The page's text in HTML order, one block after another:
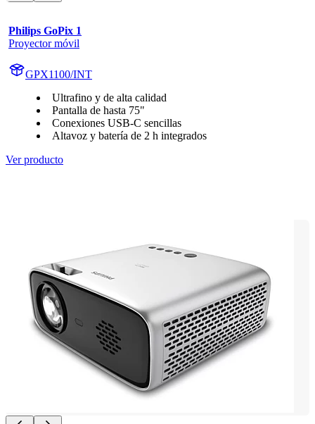
Philips GoPix 1
Proyector móvil
GPX1100/INT
Ultrafino y de alta calidad
Pantalla de hasta 75"
Conexiones USB-C sencillas
Altavoz y batería de 2 h integrados
Ver producto